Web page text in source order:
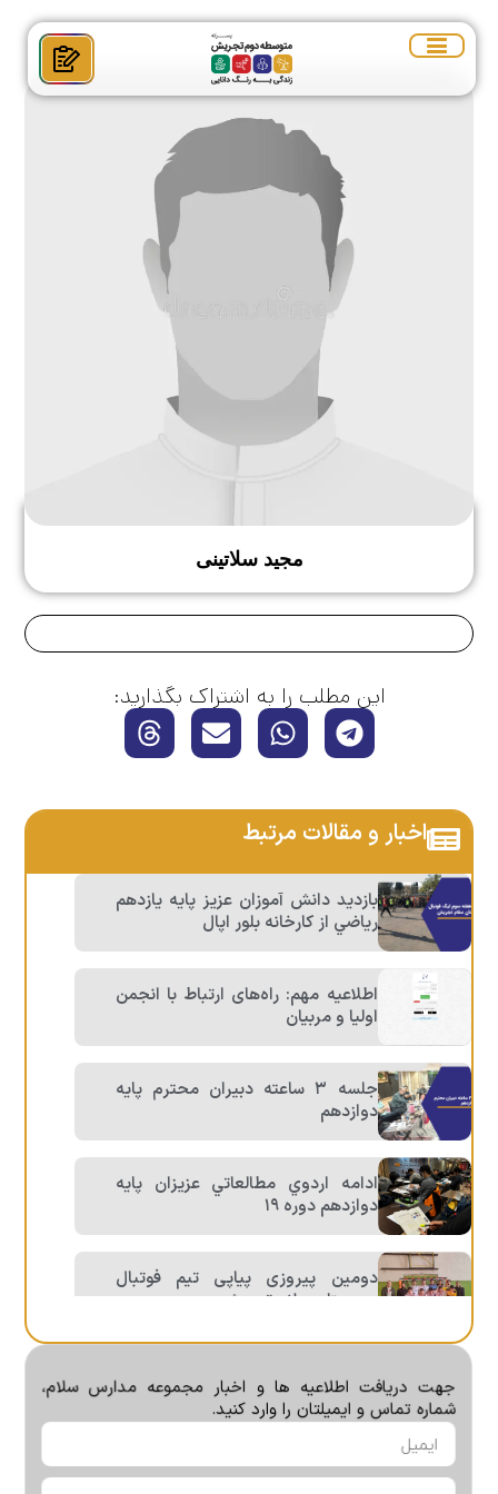
مجید سلاتینی
این مطلب را به اشتراک بگذارید:
اخبار و مقالات مرتبط
بازديد دانش آموزان عزيز پايه يازدهم
رياضي از كارخانه بلور اپال
اطلاعیه مهم: راه‌های ارتباط با انجمن
اولیا و مربیان
جلسه ٣ ساعته دبيران محترم پايه
دوازدهم
ادامه اردوي مطالعاتي عزيزان پايه
دوازدهم دوره ١٩
دومین پیروزی پیاپی تیم فوتبال
دبیرستان سلام تجریش
برنامه دورهمي بچه هاي يازدهم
تجربي
اعلام نتایج و فراخوان مسابقه خلاقانه
جهت دریافت اطلاعیه ها و اخبار مجموعه مدارس سلام،
شماره تماس و ایمیلتان را وارد کنید.